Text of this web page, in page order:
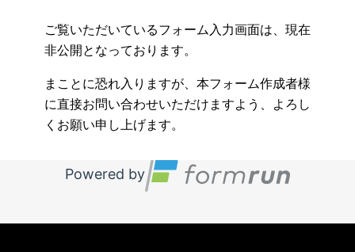
ご覧いただいているフォーム入力画面は、現在
非公開となっております。
まことに恐れ入りますが、本フォーム作成者様
に直接お問い合わせいただけますよう、よろし
くお願い申し上げます。
Powered by